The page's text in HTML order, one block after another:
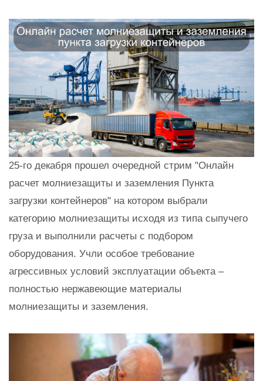
25-го декабря прошел очередной стрим "Онлайн
расчет молниезащиты и заземления Пункта
загрузки контейнеров" на котором выбрали
категорию молниезащиты исходя из типа сыпучего
груза и выполнили расчеты с подбором
оборудования. Учли особое требование
агрессивных условий эксплуатации объекта –
полностью нержавеющие материалы
молниезащиты и заземления.